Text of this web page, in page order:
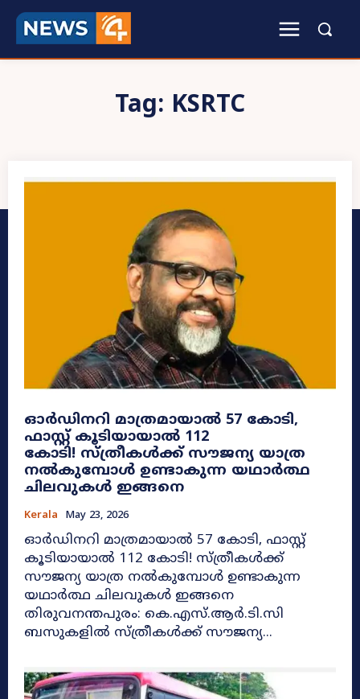
Tag: KSRTC
ഓർഡിനറി മാത്രമായാൽ 57 കോടി,
ഫാസ്റ്റ് കൂടിയായാൽ 112
കോടി! സ്ത്രീകൾക്ക് സൗജന്യ യാത്ര
നൽകുമ്പോൾ ഉണ്ടാകുന്ന യഥാർത്ഥ
ചിലവുകൾ ഇങ്ങനെ
Kerala May 23, 2026
ഓർഡിനറി മാത്രമായാൽ 57 കോടി, ഫാസ്റ്റ്
കൂടിയായാൽ 112 കോടി! സ്ത്രീകൾക്ക്
സൗജന്യ യാത്ര നൽകുമ്പോൾ ഉണ്ടാകുന്ന
യഥാർത്ഥ ചിലവുകൾ ഇങ്ങനെ
തിരുവനന്തപുരം: കെ.എസ്.ആർ.ടി.സി
ബസുകളിൽ സ്ത്രീകൾക്ക് സൗജന്യ...